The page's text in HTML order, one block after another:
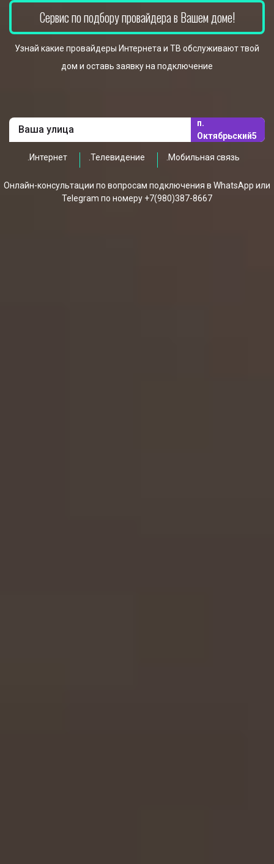
Сервис по подбору провайдера в Вашем доме!
Узнай какие провайдеры Интернета и ТВ обслуживают твой
дом и оставь заявку на подключение
п.
Октябрьский5
.Интернет .Телевидение .Мобильная связь
Онлайн-консультации по вопросам подключения в WhatsApp или
Telegram по номеру +7(980)387-8667